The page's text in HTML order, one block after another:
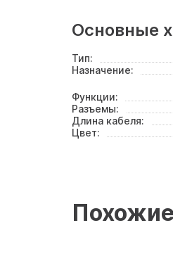
Основные
Тип:
Назначение:
Функции:
Разъемы:
Длина кабеля:
Цвет: